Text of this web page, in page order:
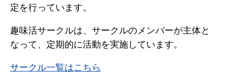
定を行っています。
趣味活サークルは、サークルのメンバーが主体と
なって、定期的に活動を実施しています。
サークル一覧はこちら